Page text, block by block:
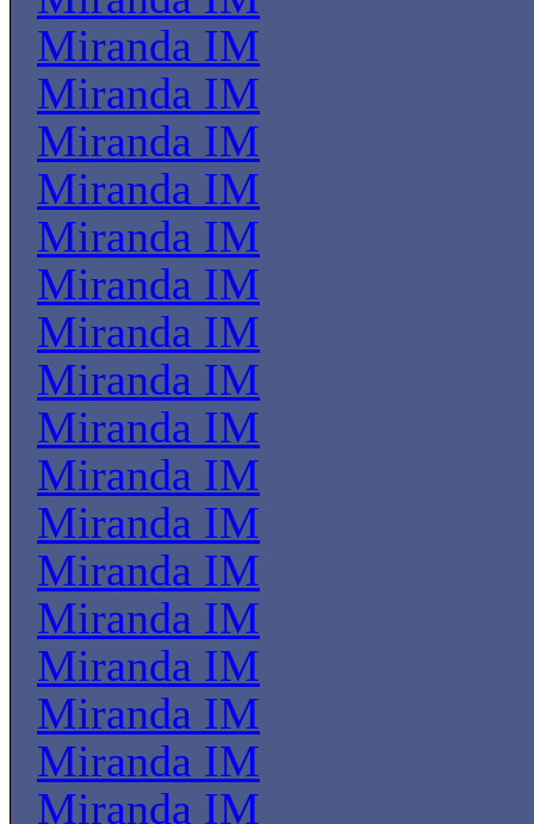
Miranda IM
Miranda IM
Miranda IM
Miranda IM
Miranda IM
Miranda IM
Miranda IM
Miranda IM
Miranda IM
Miranda IM
Miranda IM
Miranda IM
Miranda IM
Miranda IM
Miranda IM
Miranda IM
Miranda IM